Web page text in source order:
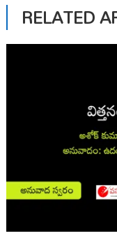
RELATED